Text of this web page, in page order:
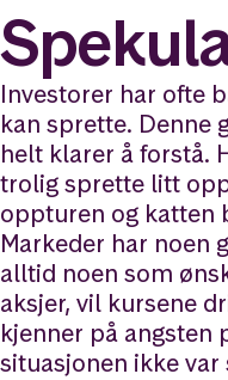
Investorer har ofte
kan sprette. Denne
helt klarer å forstå.
trolig sprette litt
oppturen og katten
Markeder har noen
alltid noen som
aksjer, vil kursene
kjenner på angsten
situasjonen ikke